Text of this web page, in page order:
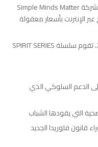
أسئلة وأجوبة مع شوريا كانشارلا، مؤسسة شركة Simple Minds Matter
العلاج عبر الإنترنت بأسعار معقولة
سؤال وجواب: مع بلوغ أمريكا عامها الـ 250، تقوم سلسلة SPIRIT SERIES
الدعم السلوكي الذي
الذي يقف وراء قانون فلوريدا الجديد